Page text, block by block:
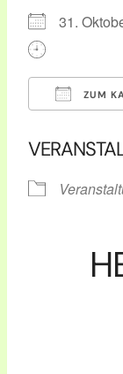
31.
ZUM